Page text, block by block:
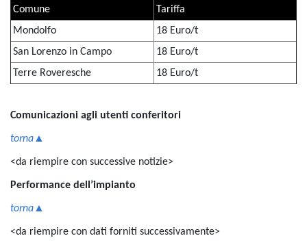
Comune
Tariffa
Mondolfo
18 Euro/t
San Lorenzo in Campo
18 Euro/t
Terre Roveresche
18 Euro/t
Comunicazioni agli utenti conferitori
torna▲
<da riempire con successive notizie>
Performance dell’impianto
torna▲
<da riempire con dati forniti successivamente>